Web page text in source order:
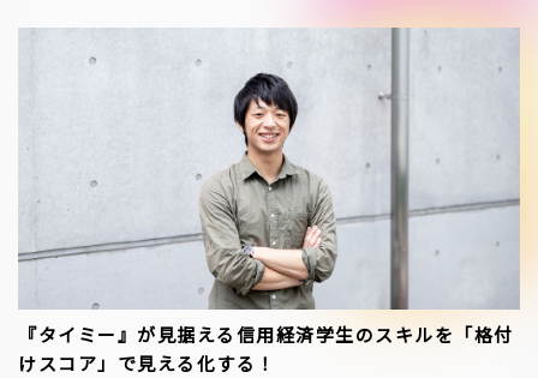
『タイミー』が見据える信用経済学生のスキルを「格付
けスコア」で見える化する！